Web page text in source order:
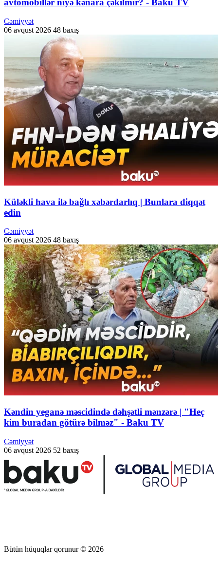
avtomobillər niyə kənara çəkilmir? - Baku TV
Cəmiyyət
06 avqust 2026 48 baxış
Küləkli hava ilə bağlı xəbərdarlıq | Bunlara diqqət
edin
Cəmiyyət
06 avqust 2026 48 baxış
Kəndin yeganə məscidində dəhşətli mənzərə | "Heç
kim buradan götürə bilməz" - Baku TV
Cəmiyyət
06 avqust 2026 52 baxış
Bütün hüquqlar qorunur © 2026